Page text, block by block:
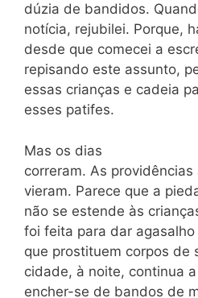
dúzia de bandidos.
notícia, rejubilei. Porque,
desde que comecei a
repisando este assun­to,
essas crianças e cadeia
esses patifes.
Mas os dias
correram. As
vieram. Parece que a
não se estende às
foi feita para dar agasalho
que prostituem corpos de
cidade, à noite, continua a
encher-se de bandos de